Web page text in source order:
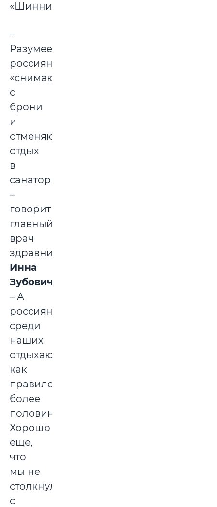
«Шинник».
–
Разумеется,
россияне
«снимаются»
с
брони
и
отменяют
отдых
в
санатории,
–
говорит
главный
врач
здравницы
Инна
Зубович
– А
россиян
среди
наших
отдыхающих,
как
правило,
более
половины.
Хорошо
еще,
что
мы не
столкнулись
с